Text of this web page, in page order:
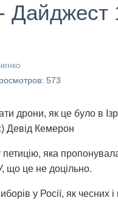
573
дрони, як це було в
Девід Кемерон
яка
що це не доцільно.
у Росії, як чесних